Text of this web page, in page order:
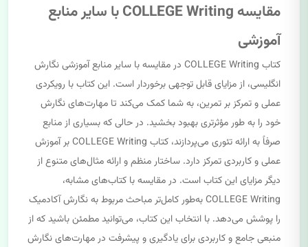
مقایسه COLLEGE Writing با سایر منابع
آموزشی
کتاب COLLEGE Writing در مقایسه با سایر منابع آموزشی نگارش
انگلیسی، از مزایای قابل توجهی برخوردار است. این کتاب با رویکردی
عملی و تمرکز بر تمرین، به شما کمک می‌کند تا مهارت‌های نگارش
خود را به طور مؤثرتری بهبود بخشید. در حالی که بسیاری از منابع
صرفاً به ارائه تئوری می‌پردازند، کتاب COLLEGE Writing بر آموزش
عملی و کاربردی تمرکز دارد. ساختار منظم و ارائه مثال‌های متنوع از
دیگر مزایای این کتاب است. در مقایسه با کتاب‌های مشابه،
COLLEGE Writing به‌طور کامل‌تر مباحث مربوط به نگارش آکادمیک
را پوشش می‌دهد. با انتخاب این کتاب، می‌توانید مطمئن باشید که از
منبعی جامع و کاربردی برای یادگیری و پیشرفت در مهارت‌های نگارش